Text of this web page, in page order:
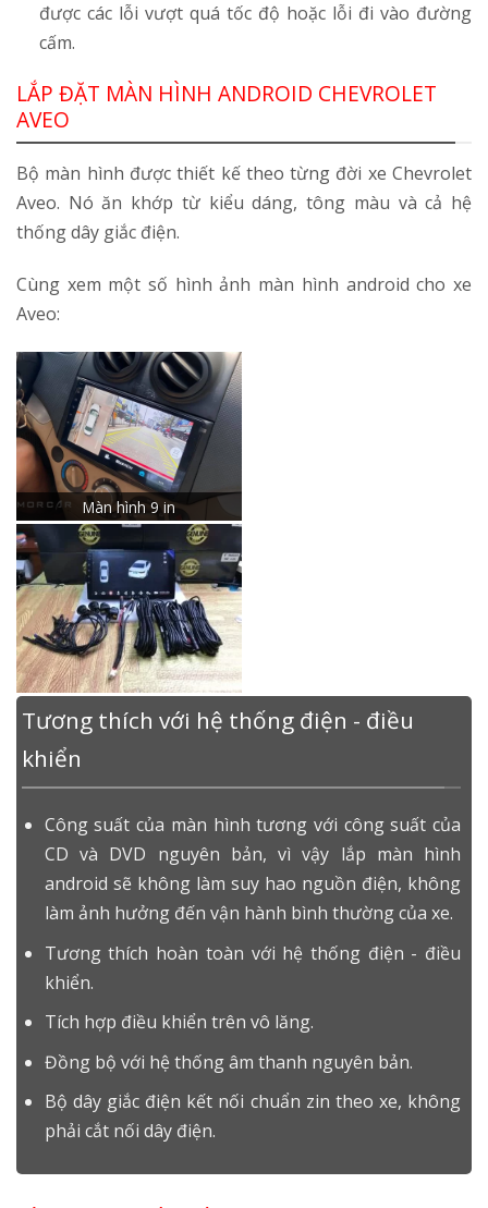
được các lỗi vượt quá tốc độ hoặc lỗi đi vào đường
cấm.
LẮP ĐẶT MÀN HÌNH ANDROID CHEVROLET
AVEO
Bộ màn hình được thiết kế theo từng đời xe Chevrolet
Aveo. Nó ăn khớp từ kiểu dáng, tông màu và cả hệ
thống dây giắc điện.
Cùng xem một số hình ảnh màn hình android cho xe
Aveo:
Màn hình 9 in
Tương thích với hệ thống điện - điều
khiển
Công suất của màn hình tương với công suất của
CD và DVD nguyên bản, vì vậy lắp màn hình
android sẽ không làm suy hao nguồn điện, không
làm ảnh hưởng đến vận hành bình thường của xe.
Tương thích hoàn toàn với hệ thống điện - điều
khiển.
Tích hợp điều khiển trên vô lăng.
Đồng bộ với hệ thống âm thanh nguyên bản.
Bộ dây giắc điện kết nối chuẩn zin theo xe, không
phải cắt nối dây điện.